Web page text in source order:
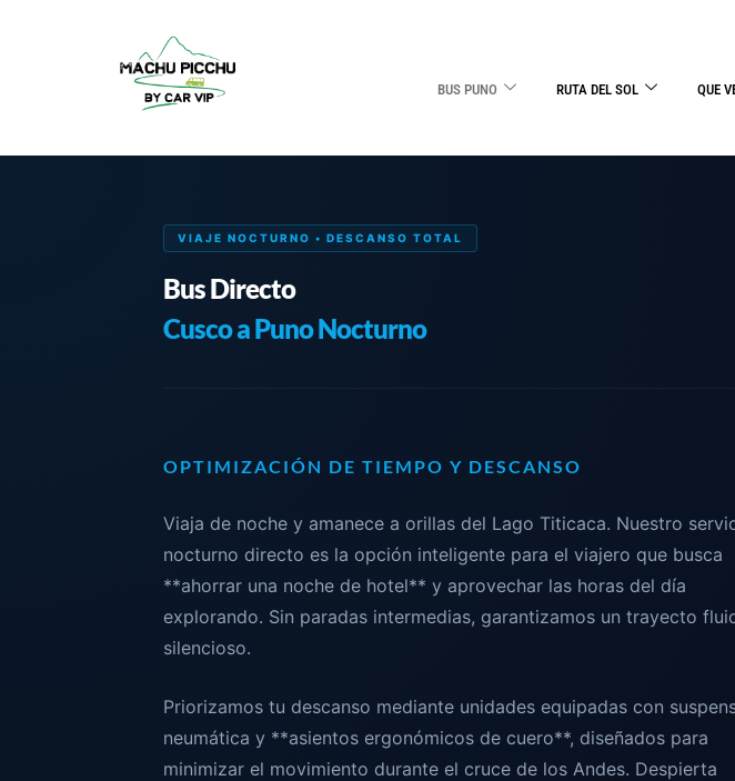
BUS PUNO RUTA DEL SOL QUE
VIAJE NOCTURNO • DESCANSO TOTAL
Bus Directo
Cusco a Puno Nocturno
OPTIMIZACIÓN DE TIEMPO Y DESCANSO
Viaja de noche y amanece a orillas del Lago Titicaca. Nuestro
nocturno directo es la opción inteligente para el viajero que busca
**ahorrar una noche de hotel** y aprovechar las horas del día
explorando. Sin paradas intermedias, garantizamos un trayecto
silencioso.
Priorizamos tu descanso mediante unidades equipadas con
neumática y **asientos ergonómicos de cuero**, diseñados para
minimizar el movimiento durante el cruce de los Andes. Despierta